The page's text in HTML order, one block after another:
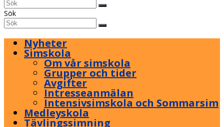
Back
To
Sök
Sök
Submit
Nyheter
Simskola
Om vår simskola
Grupper och tider
Avgifter
Intresseanmälan
Intensivsimskola och Sommarsim
Medleyskola
Tävlingssimning